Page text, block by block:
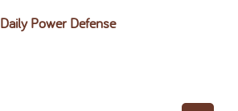
Daily Power Defense